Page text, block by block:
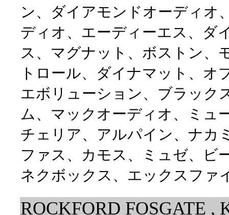
ン、ダイアモンドオーディオ
ディオ、エーディーエス、ダ
ス、マグナット、ボストン、
トロール、ダイナマット、
エボリューション、ブラック
ム、マックオーディオ、ミュ
チェリア、アルパイン、ナカ
ファス、カモス、ミュゼ、ビ
ネクボックス、エックスファ
ROCKFORD FOSGATE ,